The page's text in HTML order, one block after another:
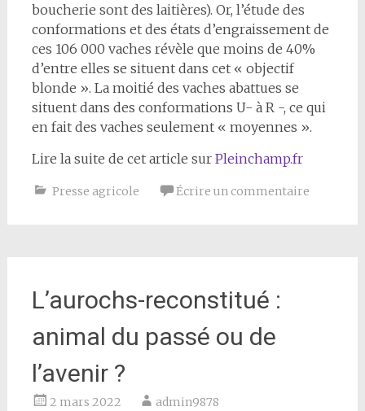
boucherie sont des laitières). Or, l’étude des
conformations et des états d’engraissement de
ces 106 000 vaches révèle que moins de 40%
d’entre elles se situent dans cet « objectif
blonde ». La moitié des vaches abattues se
situent dans des conformations U- à R -, ce qui
en fait des vaches seulement « moyennes ».
Lire la suite de cet article sur Pleinchamp.fr
Presse agricole Écrire un commentaire
L’aurochs-reconstitué :
animal du passé ou de
l’avenir ?
2 mars 2022 admin9878